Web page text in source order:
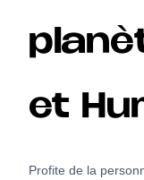
et
Profite de la